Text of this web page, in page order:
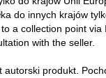
do innych krajów
a collection point
with the seller.
autorski produkt.